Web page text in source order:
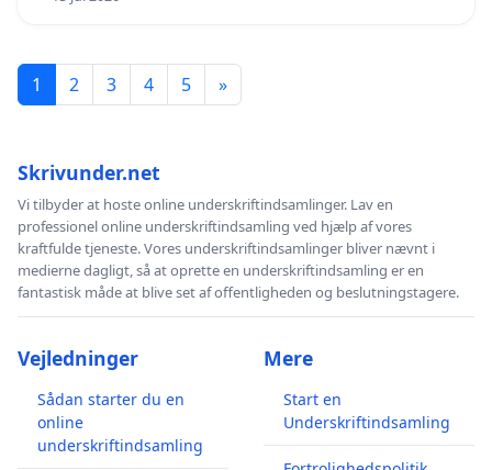
1 2 3 4 5 »
Skrivunder.net
Vi tilbyder at hoste online underskriftindsamlinger. Lav en
professionel online underskriftindsamling ved hjælp af vores
kraftfulde tjeneste. Vores underskriftindsamlinger bliver nævnt i
medierne dagligt, så at oprette en underskriftindsamling er en
fantastisk måde at blive set af offentligheden og beslutningstagere.
Vejledninger
Sådan starter du en
online
underskriftindsamling
Mere
Start en
Underskriftindsamling